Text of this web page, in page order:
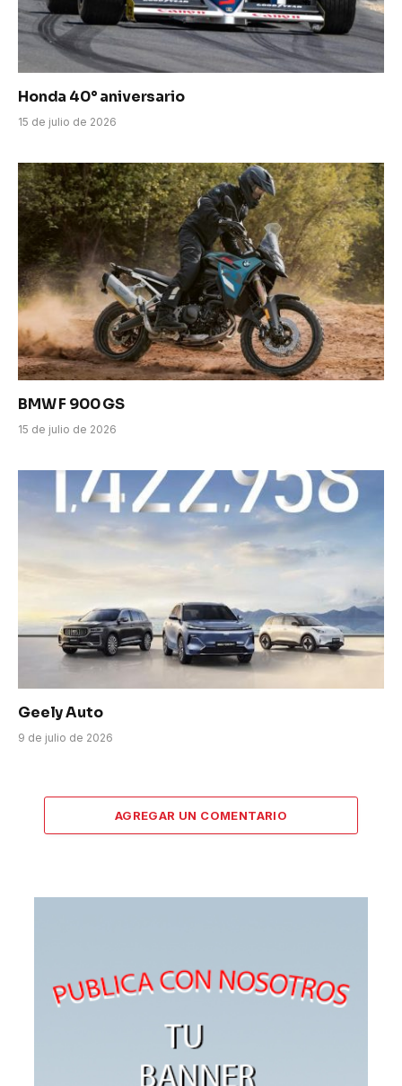
Honda 40° aniversario
15 de julio de 2026
BMW F 900 GS
15 de julio de 2026
Geely Auto
9 de julio de 2026
AGREGAR UN COMENTARIO